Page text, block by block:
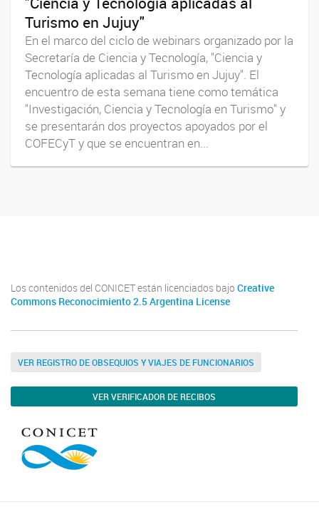
Turismo en Jujuy"
En el marco del ciclo de webinars organizado por la
Secretaría de Ciencia y Tecnología, "Ciencia y
Tecnología aplicadas al Turismo en Jujuy". El
encuentro de esta semana tiene como temática
"Investigación, Ciencia y Tecnología en Turismo" y
se presentarán dos proyectos apoyados por el
COFECyT y que se encuentran en...
Los contenidos del CONICET están licenciados bajo Creative
Commons Reconocimiento 2.5 Argentina License
VER REGISTRO DE OBSEQUIOS Y VIAJES DE FUNCIONARIOS
VER VERIFICADOR DE RECIBOS